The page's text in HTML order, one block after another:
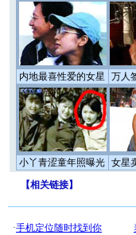
内地最喜性爱的女星 万人
小丫青涩童年照曝光 女星
【相关链接】